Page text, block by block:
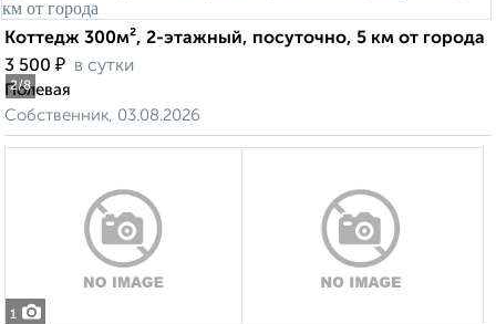
2/8
Коттедж 300м², 2-этажный, посуточно, 5 км от города
3 500 ₽ в сутки
Полевая
Собственник, 03.08.2026
1